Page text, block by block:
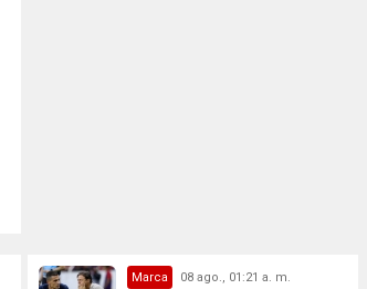
Marca 08 ago., 01:21 a. m.